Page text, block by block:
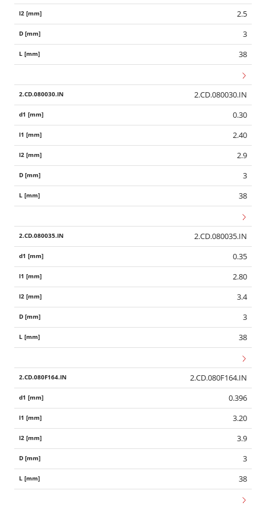
2.5
3
38
2.CD.080030.IN
0.30
2.40
2.9
3
38
2.CD.080035.IN
0.35
2.80
3.4
3
38
2.CD.080F164.IN
0.396
3.20
3.9
3
38